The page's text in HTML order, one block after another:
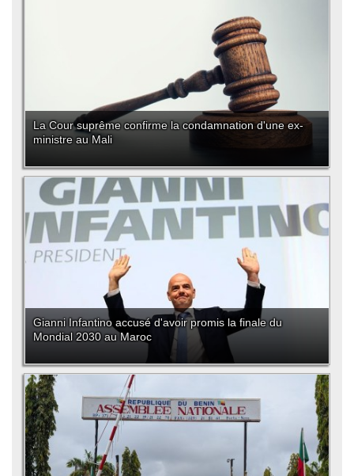
La Cour suprême confirme la condamnation d'une ex-
ministre au Mali
Gianni Infantino accusé d'avoir promis la finale du
Mondial 2030 au Maroc